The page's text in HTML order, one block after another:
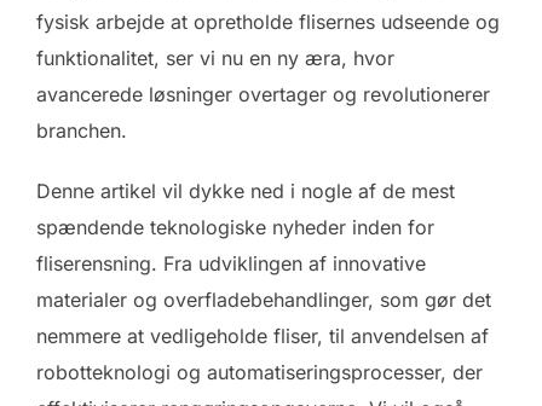
fysisk arbejde at opretholde flisernes udseende og
funktionalitet, ser vi nu en ny æra, hvor
avancerede løsninger overtager og revolutionerer
branchen.
Denne artikel vil dykke ned i nogle af de mest
spændende teknologiske nyheder inden for
fliserensning. Fra udviklingen af innovative
materialer og overfladebehandlinger, som gør det
nemmere at vedligeholde fliser, til anvendelsen af
robotteknologi og automatiseringsprocesser, der